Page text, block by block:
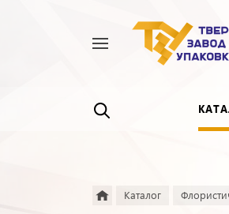
Каталог